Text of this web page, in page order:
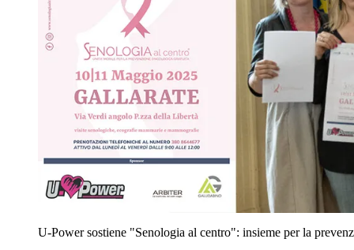
U‑Power sostiene "Senologia al centro": insieme per la